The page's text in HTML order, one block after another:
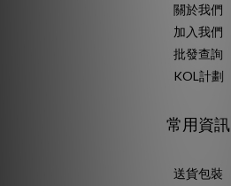
關於我們
加入我們
批發查詢
KOL計劃
常用資訊
送貨包裝